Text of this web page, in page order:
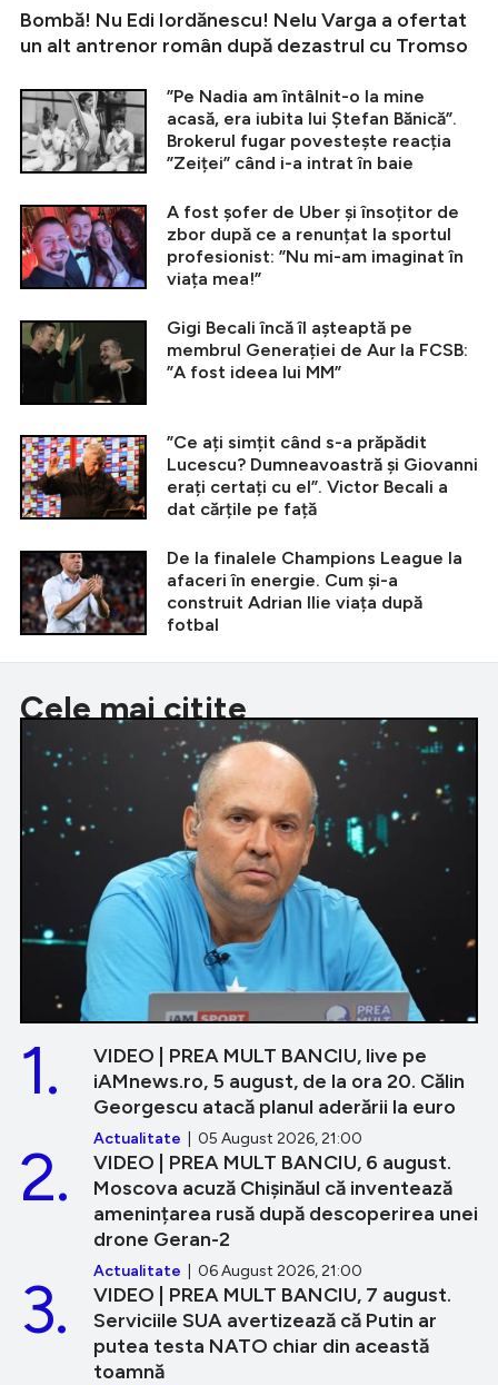
Bombă! Nu Edi Iordănescu! Nelu Varga a ofertat
un alt antrenor român după dezastrul cu Tromso
”Pe Nadia am întâlnit-o la mine
acasă, era iubita lui Ștefan Bănică”.
Brokerul fugar povestește reacția
”Zeiței” când i-a intrat în baie
A fost șofer de Uber și însoțitor de
zbor după ce a renunțat la sportul
profesionist: ”Nu mi-am imaginat în
viața mea!”
Gigi Becali încă îl așteaptă pe
membrul Generației de Aur la FCSB:
”A fost ideea lui MM”
”Ce ați simțit când s-a prăpădit
Lucescu? Dumneavoastră și Giovanni
erați certați cu el”. Victor Becali a
dat cărțile pe față
De la finalele Champions League la
afaceri în energie. Cum și-a
construit Adrian Ilie viața după
fotbal
Cele mai citite
VIDEO | PREA MULT BANCIU, live pe
iAMnews.ro, 5 august, de la ora 20. Călin
Georgescu atacă planul aderării la euro
Actualitate | 05 August 2026, 21:00
1.
VIDEO | PREA MULT BANCIU, 6 august.
Moscova acuză Chișinăul că inventează
amenințarea rusă după descoperirea unei
drone Geran-2
Actualitate | 06 August 2026, 21:00
2.
VIDEO | PREA MULT BANCIU, 7 august.
Serviciile SUA avertizează că Putin ar
putea testa NATO chiar din această
toamnă
3.